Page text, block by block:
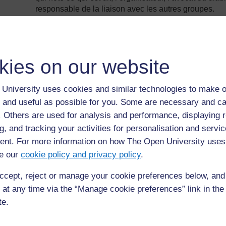
on our website
University uses cookies and similar technologies to make
useful as possible for you. Some are necessary and
Others are used for analysis and performance, displaying
and tracking your activities for personalisation and
For more information on how The Open University
our cookie policy and privacy policy.
reject or manage your cookie preferences below,
any time via the “Manage cookie preferences” link in
responsable de la liaison avec les autres groupes.
Décidez de différentes manières pour répartir les
groupes en fonction des liens d’amitié, mettre les
personnalités différentes ensemble, des groupes
mixtes, ou bien n’avoir aucune catégorie. Quelle
situation que vous prévoyez ?
Prévoyez assez de temps pour que les élèves
temps à la fin de la session pour permettre à chaque
conclusions.
Présenter le travail en groupes
Une fois les élèves répartis en groupes, expliquez-
résoudre un problème ou arriver à une décision est
leur développement personnel. Expliquez-leur ce
comportement (respect mutuel, écoute, prise de
porte-parole, le secrétaire, …).
Expliquez clairement la tâche et faites-la aussi
faire et indiquez-leur la forme que doit prendre le